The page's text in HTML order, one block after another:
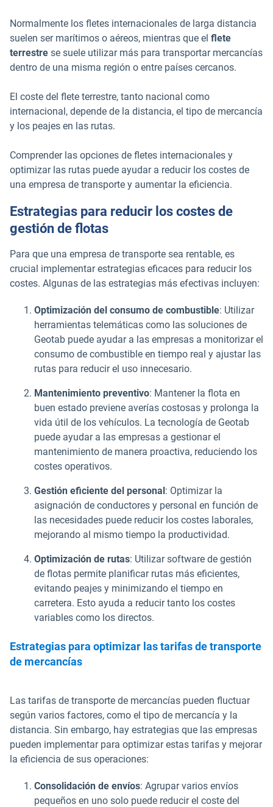
Normalmente los fletes internacionales de larga distancia
suelen ser marítimos o aéreos, mientras que el flete
terrestre se suele utilizar más para transportar mercancías
dentro de una misma región o entre países cercanos.
El coste del flete terrestre, tanto nacional como
internacional, depende de la distancia, el tipo de mercancía
y los peajes en las rutas.
Comprender las opciones de fletes internacionales y
optimizar las rutas puede ayudar a reducir los costes de
una empresa de transporte y aumentar la eficiencia.
Estrategias para reducir los costes de
gestión de flotas
Para que una empresa de transporte sea rentable, es
crucial implementar estrategias eficaces para reducir los
costes. Algunas de las estrategias más efectivas incluyen:
Optimización del consumo de combustible: Utilizar
herramientas telemáticas como las soluciones de
Geotab puede ayudar a las empresas a monitorizar el
consumo de combustible en tiempo real y ajustar las
rutas para reducir el uso innecesario.
Mantenimiento preventivo: Mantener la flota en
buen estado previene averías costosas y prolonga la
vida útil de los vehículos. La tecnología de Geotab
puede ayudar a las empresas a gestionar el
mantenimiento de manera proactiva, reduciendo los
costes operativos.
Gestión eficiente del personal: Optimizar la
asignación de conductores y personal en función de
las necesidades puede reducir los costes laborales,
mejorando al mismo tiempo la productividad.
Optimización de rutas: Utilizar software de gestión
de flotas permite planificar rutas más eficientes,
evitando peajes y minimizando el tiempo en
carretera. Esto ayuda a reducir tanto los costes
variables como los directos.
Estrategias para optimizar las tarifas de transporte
de mercancías
Las tarifas de transporte de mercancías pueden fluctuar
según varios factores, como el tipo de mercancía y la
distancia. Sin embargo, hay estrategias que las empresas
pueden implementar para optimizar estas tarifas y mejorar
la eficiencia de sus operaciones:
Consolidación de envíos: Agrupar varios envíos
pequeños en uno solo puede reducir el coste del